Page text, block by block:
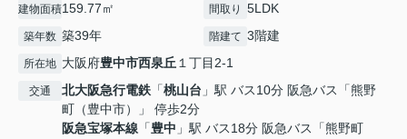
建物面積159.77㎡ 間取り 5LDK
築年数 築39年 階建て 3階建
所在地 大阪府豊中市西泉丘１丁目2-1
交通 北大阪急行電鉄 「桃山台 」駅 バス10分 阪急バス「熊野
町（豊中市）」 停歩2分
阪急宝塚本線 「豊中 」駅 バス18分 阪急バス「熊野町